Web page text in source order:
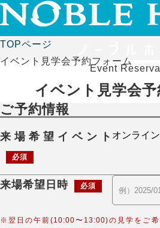
TOPページ
イベント見学会予約フォーム
Event
イベント見学会
ご予約情報
来場希望イベント
必須
来場希望日時 必須
※翌日の午前(10:00〜13:00)の見学をご